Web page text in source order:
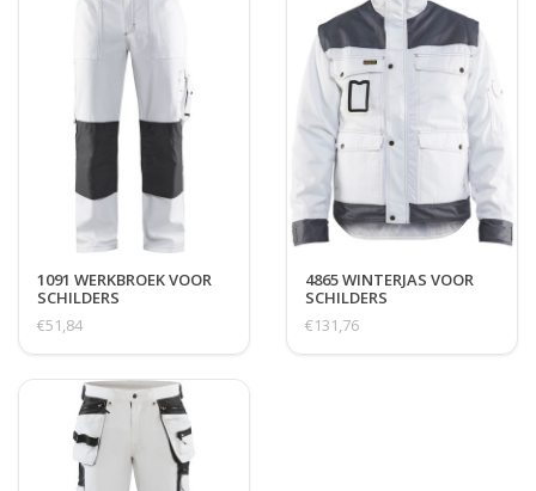
1091 WERKBROEK VOOR
SCHILDERS
€51,84
4865 WINTERJAS VOOR
SCHILDERS
€131,76